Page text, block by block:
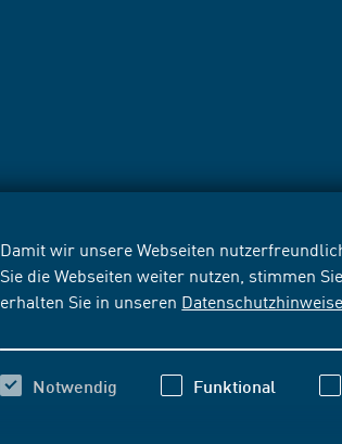
Damit wir unsere Webseiten
Sie die Webseiten weiter nutzen, stimmen
erhalten Sie in unseren
Notwendig Funktional